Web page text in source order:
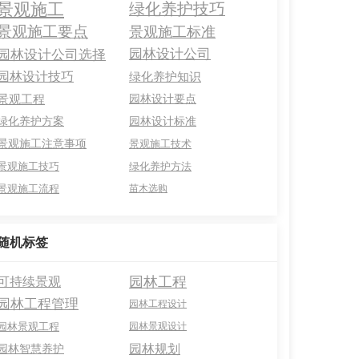
观施工 绿化养护技巧
观施工要点
景观施工标准
林设计公司选择
园林设计公司
林设计技巧
绿化养护知识
观工程
园林设计要点
化养护方案
园林设计标准
观施工注意事项
景观施工技术
观施工技巧
绿化养护方法
观施工流程
苗木选购
机标签
持续景观 园林工程
林工程管理 园林工程设计
林景观工程 园林景观设计
林智慧养护 园林规划